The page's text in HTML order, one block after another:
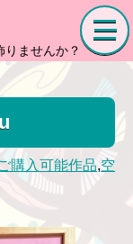
りませんか？
購入可能作品,空